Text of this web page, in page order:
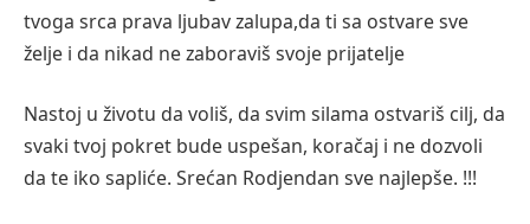
tvoga srca prava ljubav zalupa,da ti sa ostvare sve
želje i da nikad ne zaboraviš svoje prijatelje
Nastoj u životu da voliš, da svim silama ostvariš cilj, da
svaki tvoj pokret bude uspešan, koračaj i ne dozvoli
da te iko sapliće. Srećan Rodjendan sve najlepše. !!!